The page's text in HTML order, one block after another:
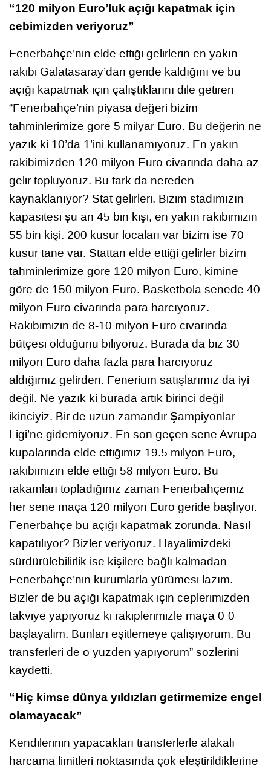
“120 milyon Euro’luk açığı kapatmak için
cebimizden veriyoruz”
Fenerbahçe’nin elde ettiği gelirlerin en yakın
rakibi Galatasaray’dan geride kaldığını ve bu
açığı kapatmak için çalıştıklarını dile getiren
“Fenerbahçe’nin piyasa değeri bizim
tahminlerimize göre 5 milyar Euro. Bu değerin ne
yazık ki 10’da 1’ini kullanamıyoruz. En yakın
rakibimizden 120 milyon Euro civarında daha az
gelir topluyoruz. Bu fark da nereden
kaynaklanıyor? Stat gelirleri. Bizim stadımızın
kapasitesi şu an 45 bin kişi, en yakın rakibimizin
55 bin kişi. 200 küsür locaları var bizim ise 70
küsür tane var. Stattan elde ettiği gelirler bizim
tahminlerimize göre 120 milyon Euro, kimine
göre de 150 milyon Euro. Basketbola senede 40
milyon Euro civarında para harcıyoruz.
Rakibimizin de 8-10 milyon Euro civarında
bütçesi olduğunu biliyoruz. Burada da biz 30
milyon Euro daha fazla para harcıyoruz
aldığımız gelirden. Fenerium satışlarımız da iyi
değil. Ne yazık ki burada artık birinci değil
ikinciyiz. Bir de uzun zamandır Şampiyonlar
Ligi’ne gidemiyoruz. En son geçen sene Avrupa
kupalarında elde ettiğimiz 19.5 milyon Euro,
rakibimizin elde ettiği 58 milyon Euro. Bu
rakamları topladığınız zaman Fenerbahçemiz
her sene maça 120 milyon Euro geride başlıyor.
Fenerbahçe bu açığı kapatmak zorunda. Nasıl
kapatılıyor? Bizler veriyoruz. Hayalimizdeki
sürdürülebilirlik ise kişilere bağlı kalmadan
Fenerbahçe’nin kurumlarla yürümesi lazım.
Bizler de bu açığı kapatmak için ceplerimizden
takviye yapıyoruz ki rakiplerimizle maça 0-0
başlayalım. Bunları eşitlemeye çalışıyorum. Bu
transferleri de o yüzden yapıyorum” sözlerini
kaydetti.
“Hiç kimse dünya yıldızları getirmemize engel
olamayacak”
Kendilerinin yapacakları transferlerle alakalı
harcama limitleri noktasında çok eleştirildiklerine